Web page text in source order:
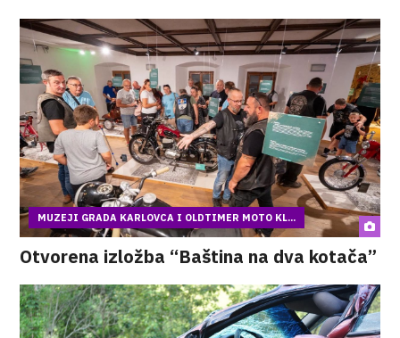
MUZEJI GRADA KARLOVCA I OLDTIMER MOTO KL...
Otvorena izložba “Baština na dva kotača”